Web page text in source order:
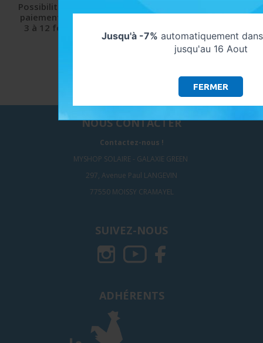
Possibilité de
paiement de
3 à 12 fois
Livraison
protégée
client
Verifiés
NOUS CONTACTER
Contactez-nous !
MYSHOP SOLAIRE - GALAXIE GREEN
297, Avenue Paul LANGEVIN
77550 MOISSY CRAMAYEL
SUIVEZ-NOUS
ADHÉRENTS
Jusqu'à -7% automatiquement
jusqu'au 16 Aout
FERMER